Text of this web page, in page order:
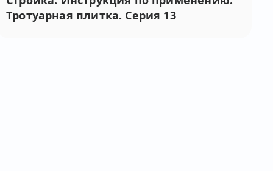
Тротуарная плитка. Серия 13